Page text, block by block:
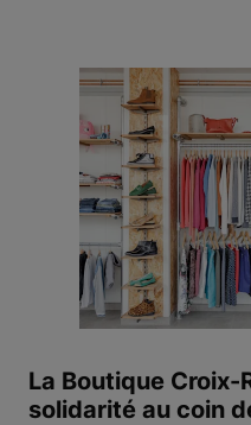
La Boutique Croix-
solidarité au coin